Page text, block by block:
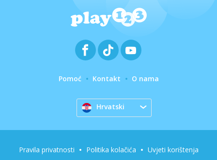
Pomoć Kontakt O nama
Hrvatski
Pravila privatnosti Politika kolačića Uvjeti korištenja